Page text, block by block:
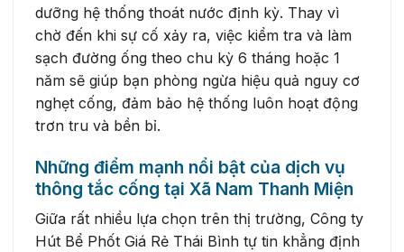
dưỡng hệ thống thoát nước định kỳ. Thay vì
chờ đến khi sự cố xảy ra, việc kiểm tra và làm
sạch đường ống theo chu kỳ 6 tháng hoặc 1
năm sẽ giúp bạn phòng ngừa hiệu quả nguy cơ
nghẹt cống, đảm bảo hệ thống luôn hoạt động
trơn tru và bền bỉ.
Những điểm mạnh nổi bật của dịch vụ
thông tắc cống tại Xã Nam Thanh Miện
Giữa rất nhiều lựa chọn trên thị trường, Công ty
Hút Bể Phốt Giá Rẻ Thái Bình tự tin khẳng định